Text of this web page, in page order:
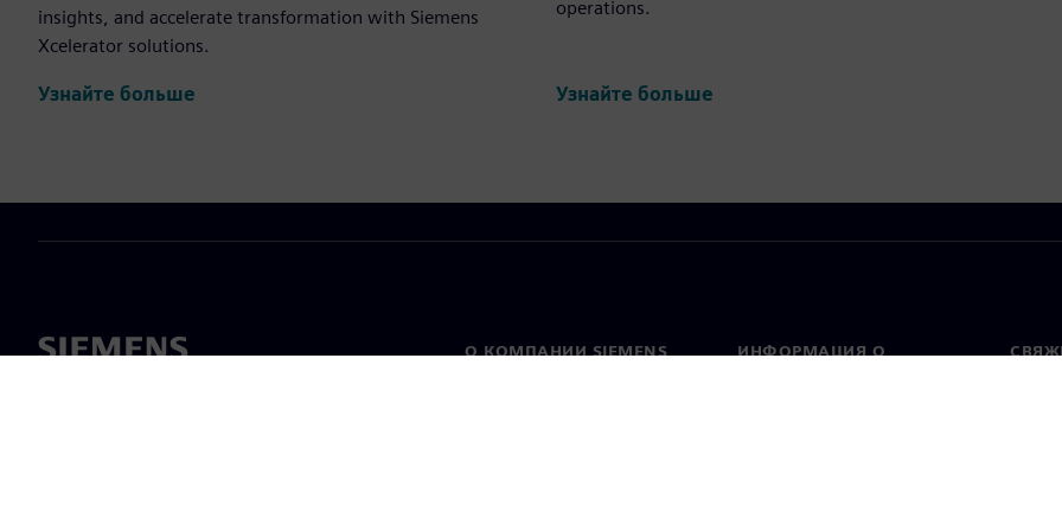
insights, and accelerate transformation with Siemens
Xcelerator solutions.
Узнайте больше
operations.
Узнайте больше
О КОМПАНИИ SIEMENS
ИНФОРМАЦИЯ О